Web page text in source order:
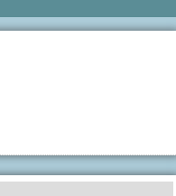
O'Polo.